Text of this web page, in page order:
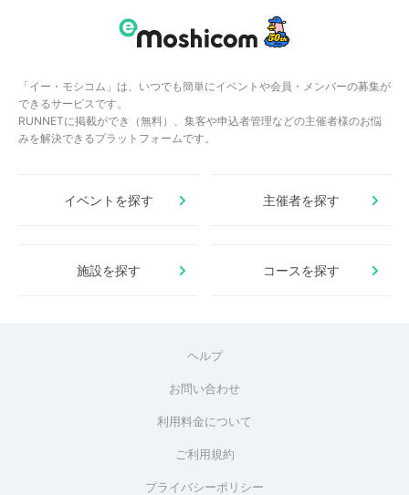
「イー・モシコム」は、いつでも簡単にイベントや会員・メンバーの募集が
できるサービスです。
RUNNETに掲載ができ（無料）、集客や申込者管理などの主催者様のお悩
みを解決できるプラットフォームです。
イベントを探す 主催者を探す
施設を探す コースを探す
ヘルプ
お問い合わせ
利用料金について
ご利用規約
プライバシーポリシー